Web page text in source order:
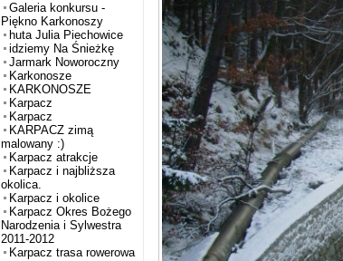
Galeria konkursu -
Piękno Karkonoszy
huta Julia Piechowice
idziemy Na Śnieżkę
Jarmark Noworoczny
Karkonosze
KARKONOSZE
Karpacz
Karpacz
KARPACZ zimą
malowany :)
Karpacz atrakcje
Karpacz i najbliższa
okolica.
Karpacz i okolice
Karpacz Okres Bożego
Narodzenia i Sylwestra
2011-2012
Karpacz trasa rowerowa